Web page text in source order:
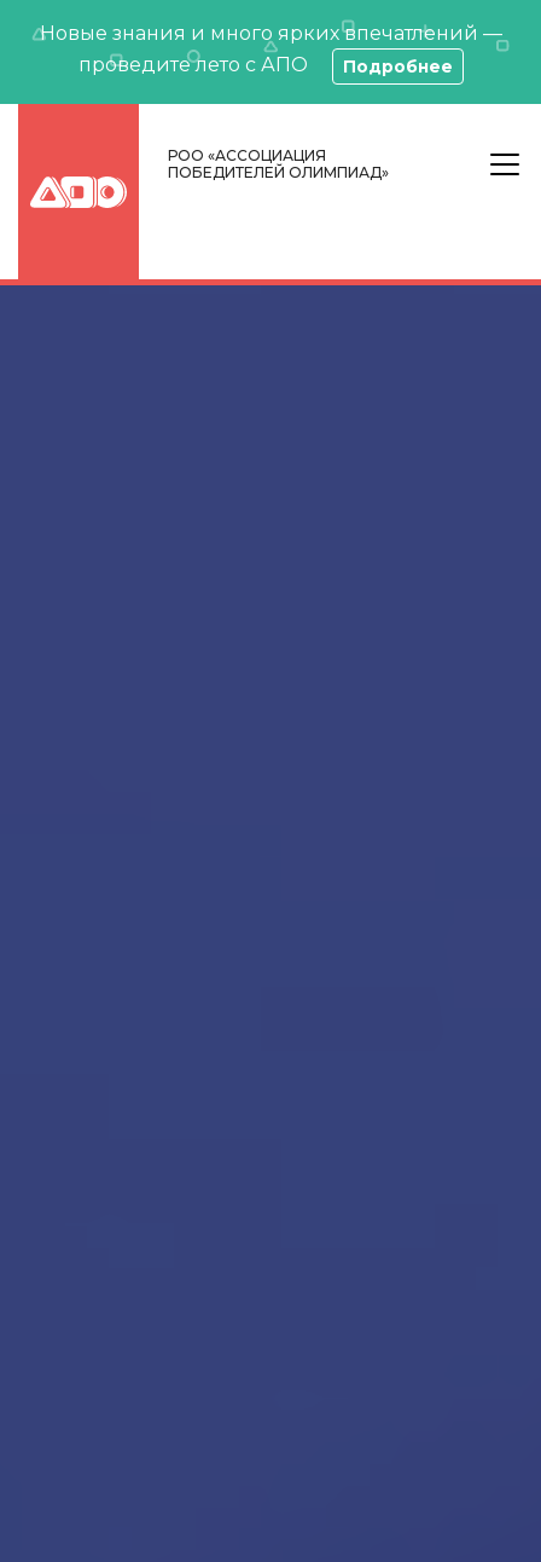
Новые знания и много ярких впечатлений —
проведите лето с АПО
Подробнее
РОО «АССОЦИАЦИЯ
ПОБЕДИТЕЛЕЙ ОЛИМПИАД»